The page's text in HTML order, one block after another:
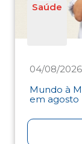
Saúde
04/08/2026
Mundo à
em agosto